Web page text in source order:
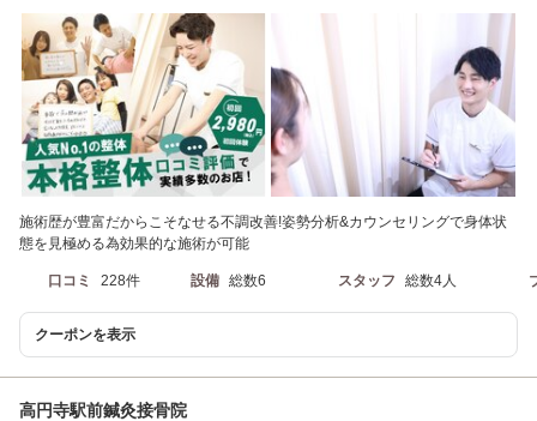
施術歴が豊富だからこそなせる不調改善!姿勢分析&カウンセリングで身体状
態を見極める為効果的な施術が可能
口コミ 228件 設備 総数6 スタッフ 総数4人
クーポンを表示
高円寺駅前鍼灸接骨院